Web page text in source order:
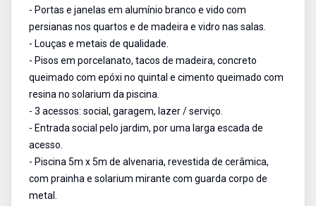
- Portas e janelas em alumínio branco e vido com
persianas nos quartos e de madeira e vidro nas salas.
- Louças e metais de qualidade.
- Pisos em porcelanato, tacos de madeira, concreto
queimado com epóxi no quintal e cimento queimado com
resina no solarium da piscina.
- 3 acessos: social, garagem, lazer / serviço.
- Entrada social pelo jardim, por uma larga escada de
acesso.
- Piscina 5m x 5m de alvenaria, revestida de cerâmica,
com prainha e solarium mirante com guarda corpo de
metal.